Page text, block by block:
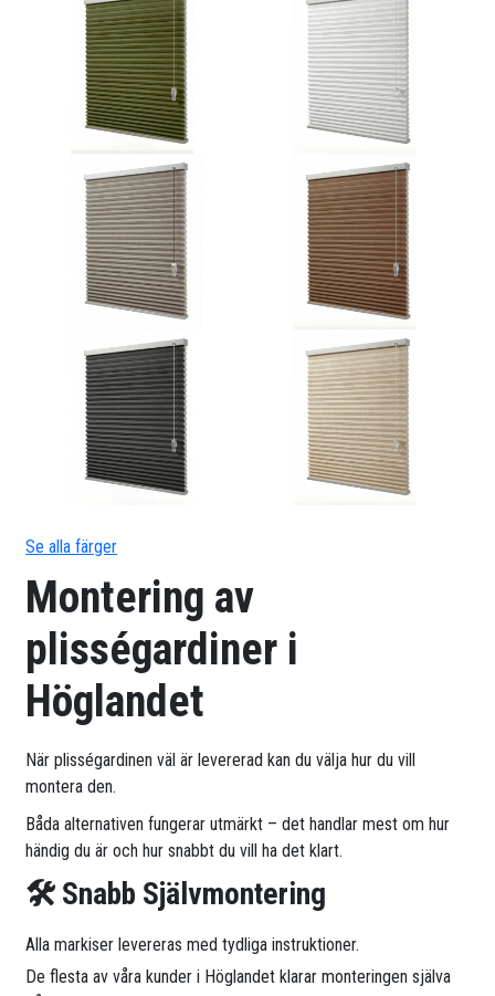
Se alla färger
Montering av
plisségardiner i
Höglandet
När plisségardinen väl är levererad kan du välja hur du vill
montera den.
Båda alternativen fungerar utmärkt – det handlar mest om hur
händig du är och hur snabbt du vill ha det klart.
🛠 Snabb Självmontering
Alla markiser levereras med tydliga instruktioner.
De flesta av våra kunder i Höglandet klarar monteringen själva